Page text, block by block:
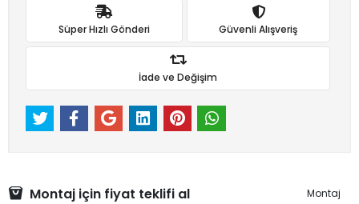
Süper Hızlı Gönderi Güvenli Alışveriş
İade ve Değişim
Montaj için fiyat teklifi al Montaj